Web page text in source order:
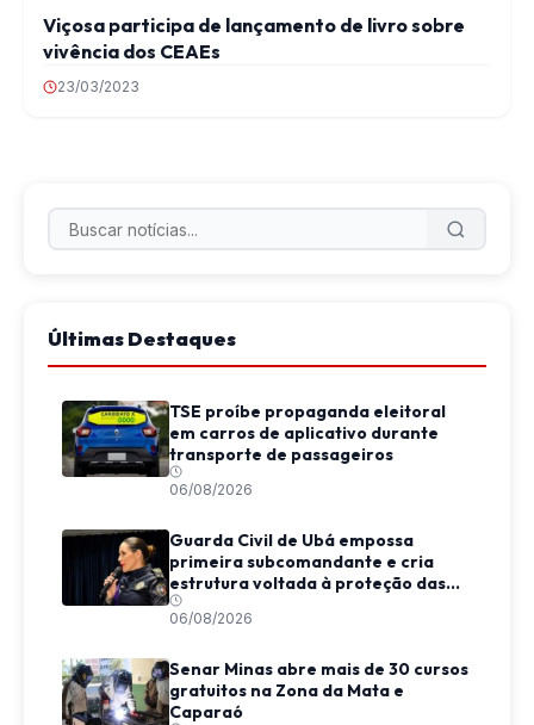
Viçosa participa de lançamento de livro sobre
vivência dos CEAEs
23/03/2023
Últimas Destaques
TSE proíbe propaganda eleitoral
em carros de aplicativo durante
transporte de passageiros
06/08/2026
Guarda Civil de Ubá empossa
primeira subcomandante e cria
estrutura voltada à proteção das
mulheres
06/08/2026
Senar Minas abre mais de 30 cursos
gratuitos na Zona da Mata e
Caparaó